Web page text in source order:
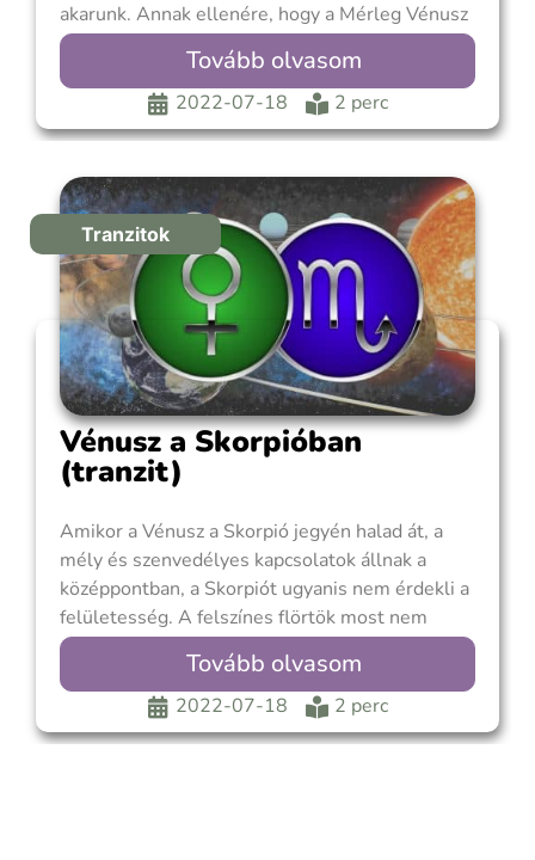
akarunk. Annak ellenére, hogy a Mérleg Vénusz
a kapcsolatokat helyezi középpontba, érzelmileg
hűvös távolságtartással közelíti meg a
romantikus ügyeit. Kapcsolatközpontú,
szélsőséges esetben társfüggő is lehet.
kompromisszumkész, előzékeny és nem szereti
Tovább olvasom
2022-07-18 2 perc
Tranzitok
Vénusz a Skorpióban
(tranzit)
Amikor a Vénusz a Skorpió jegyén halad át, a
mély és szenvedélyes kapcsolatok állnak a
középpontban, a Skorpiót ugyanis nem érdekli a
felületesség. A felszínes flörtök most nem
elégítenek ki, hiszen testi-lelki kapcsolatra
vágyunk valakivel, aki különleges. Egy olyan
kapcsolatra, mely ellenállhatatlan, tabukat
megdöntő, szélsőséges, intenzív és
Tovább olvasom
2022-07-18 2 perc